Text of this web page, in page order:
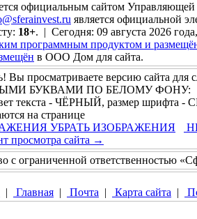
официальным сайтом
является официальной
18+. | Сегодня: 09 августа 2026
программным продуктом и
в ООО Дом для сайта.
Вы просматриваете версию сайта для
БУКВАМИ ПО БЕЛОМУ ФОНУ:
текста - ЧЁРНЫЙ, размер шрифта
на странице
УБРАТЬ ИЗОБРАЖЕНИЯ
просмотра сайта →
с ограниченной ответственностью
| Главная | Почта | Карта сайта |